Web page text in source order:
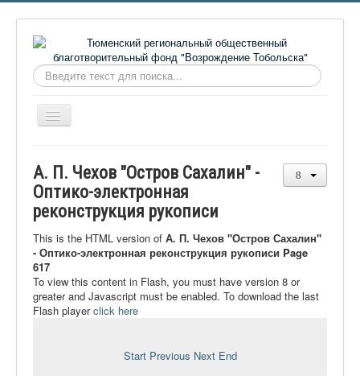
Искать...
Включить/
выключить
О фонде
Онлайн библиотека
Видеоматериалы
Контакты
Сайт проекта Достоевский
Ермаковополе.рф
А. П. Чехов "Остров Сахалин" -
Оптико-электронная
реконструкция рукописи
This is the HTML version of А. П. Чехов "Остров Сахалин"
- Оптико-электронная реконструкция рукописи Page
617
To view this content in Flash, you must have version 8 or
greater and Javascript must be enabled. To download the last
Flash playerclick here
Start Previous Next End